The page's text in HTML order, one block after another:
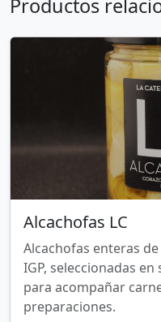
Productos
Alcachofas LC
Alcachofas enteras
IGP, seleccionadas
para acompañar
preparaciones.